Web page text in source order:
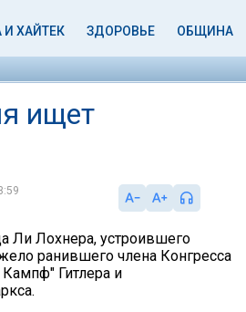
И ХАЙТЕК ЗДОРОВЬЕ ОБЩИНА
ищет
Лохнера, устроившего
ранившего члена Конгресса
Гитлера и